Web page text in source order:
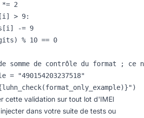
*= 2
> 9:
-= 9
% 10 == 0
somme de contrôle du format ; ce
= "490154203237518"
cette validation sur tout lot d'IMEI
dans votre suite de tests ou